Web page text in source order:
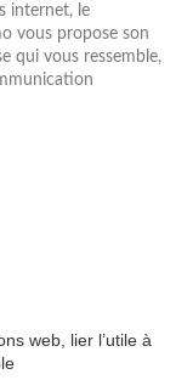
internet, le
vous propose son
qui vous ressemble,
web, lier l’utile à